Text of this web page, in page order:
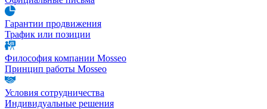
Гарантии продвижения
Трафик или позиции
Философия компании Mosseo
Принцип работы Mosseo
Условия сотрудничества
Индивидуальные решения